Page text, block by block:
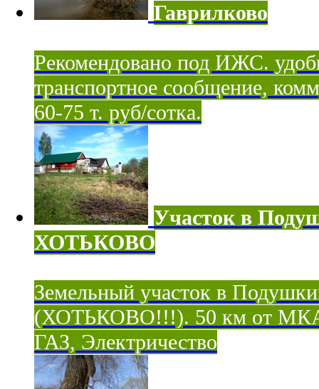
Гаврилково
Рекомендовано под ИЖС.
транспортное сообщение,
60-75 т. руб/сотка.
Участок в
ХОТЬКОВО
Земельный участок в
(ХОТЬКОВО!!!). 50 км от
ГАЗ, Электричество